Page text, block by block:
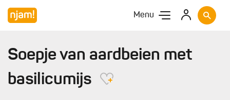
Menu
Soepje van aardbeien met
basilicumijs